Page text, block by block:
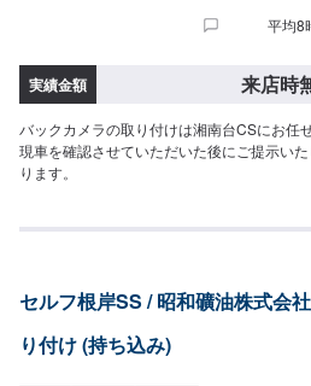
平均8
実績金額 来店時
バックカメラの取り付けは湘南台CSにお任
現車を確認させていただいた後にご提示い
ります。
セルフ根岸SS / 昭和礦油株式会
り付け (持ち込み)